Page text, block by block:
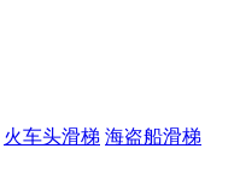
火车头滑梯 海盗船滑梯